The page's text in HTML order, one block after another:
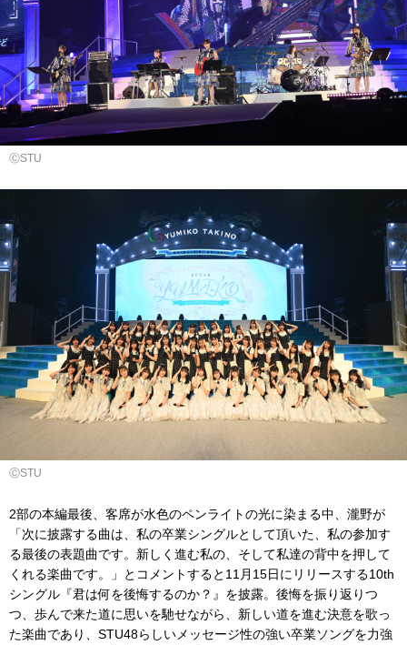
ⒸSTU
ⒸSTU
2部の本編最後、客席が水色のペンライトの光に染まる中、瀧野が
「次に披露する曲は、私の卒業シングルとして頂いた、私の参加す
る最後の表題曲です。新しく進む私の、そして私達の背中を押して
くれる楽曲です。」とコメントすると11月15日にリリースする10th
シングル『君は何を後悔するのか？』を披露。後悔を振り返りつ
つ、歩んで来た道に思いを馳せながら、新しい道を進む決意を歌っ
た楽曲であり、STU48らしいメッセージ性の強い卒業ソングを力強